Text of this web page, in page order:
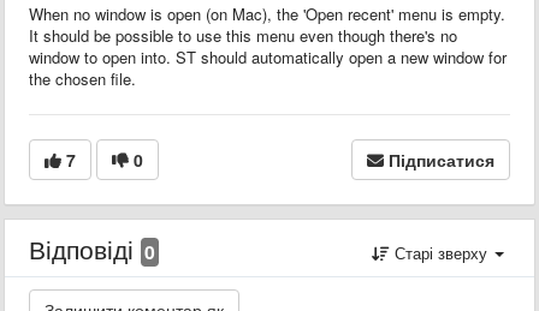
When no window is open (on Mac), the 'Open recent' menu is empty.
It should be possible to use this menu even though there's no
window to open into. ST should automatically open a new window for
the chosen file.
7 0 Підписатися
Відповіді 0 Старі зверху